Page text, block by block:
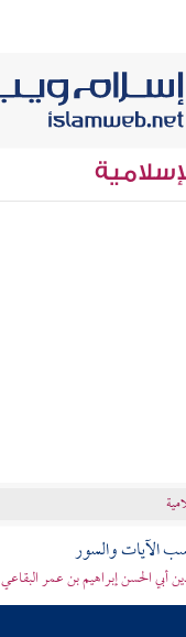
الآيات والسور
أبي الحسن إبراهيم بن عمر البقاعي